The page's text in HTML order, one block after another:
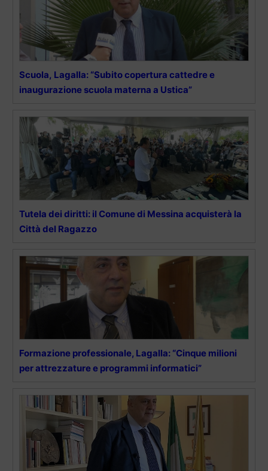
Scuola, Lagalla: “Subito copertura cattedre e
inaugurazione scuola materna a Ustica”
Tutela dei diritti: il Comune di Messina acquisterà la
Città del Ragazzo
Formazione professionale, Lagalla: “Cinque milioni
per attrezzature e programmi informatici”